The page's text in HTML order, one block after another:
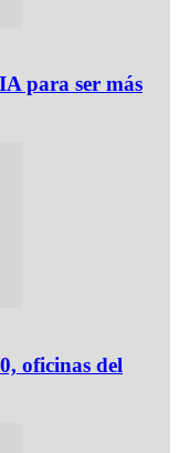
para ser más
oficinas del